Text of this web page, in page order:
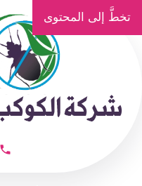
تخطَّ إلى المحتوى